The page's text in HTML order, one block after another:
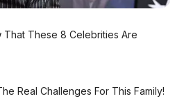
2026 | ✍️Editor:Tim Redaksi
These 8 Celebrities Are
Real Challenges For This Family!